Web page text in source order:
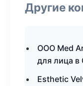
Другие
ООО Med
для лица в
Esthetic